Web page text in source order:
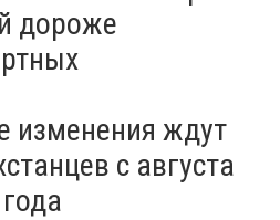
дороже
изменения ждут
с августа